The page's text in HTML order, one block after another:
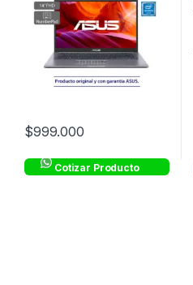
$999.000
Cotizar Producto